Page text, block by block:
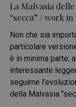
La Malvasia
“secca” / work
Non che sia
particolare
è in minima parte;
interessante
seguirne
della Malvasia